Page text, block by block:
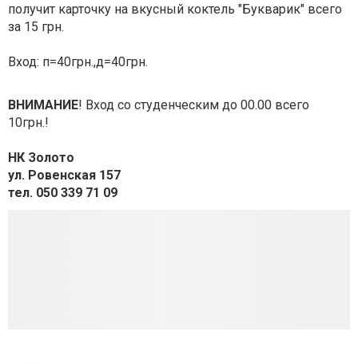
получит карточку на вкусный коктель "Букварик" всего
за 15 грн.
Вход: п=40грн.,д=40грн.
ВНИМАНИЕ! Вход со студенческим до 00.00 всего
10грн.!
НК Золото
ул. Ровенская 157
тел. 050 339 71 09